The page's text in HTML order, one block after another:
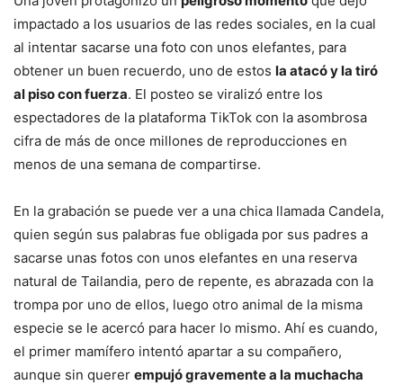
impactado a los usuarios de las redes sociales, en la cual
al intentar sacarse una foto con unos elefantes, para
obtener un buen recuerdo, uno de estos la atacó y la tiró
al piso con fuerza. El posteo se viralizó entre los
espectadores de la plataforma TikTok con la asombrosa
cifra de más de once millones de reproducciones en
menos de una semana de compartirse.
En la grabación se puede ver a una chica llamada Candela,
quien según sus palabras fue obligada por sus padres a
sacarse unas fotos con unos elefantes en una reserva
natural de Tailandia, pero de repente, es abrazada con la
trompa por uno de ellos, luego otro animal de la misma
especie se le acercó para hacer lo mismo. Ahí es cuando,
el primer mamífero intentó apartar a su compañero,
aunque sin querer empujó gravemente a la muchacha